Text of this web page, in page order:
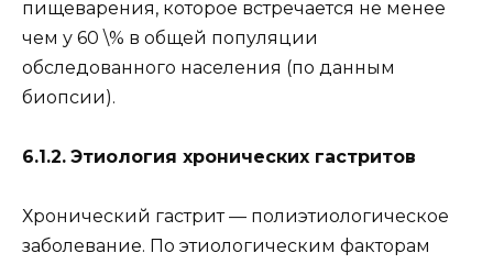
пищеварения, которое встречается не менее
чем у 60 \% в общей популяции
обследованного населения (по данным
биопсии).
6.1.2. Этиология хронических гастритов
Хронический гастрит — полиэтиологическое
заболевание. По этиологическим факторам